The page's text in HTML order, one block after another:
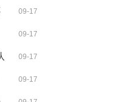
09-17
09-17
09-17
09-17